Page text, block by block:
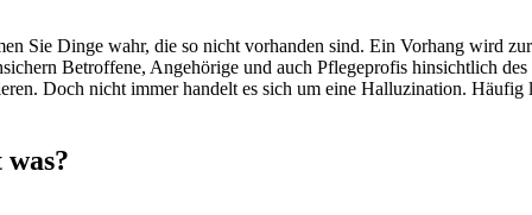
Sie Dinge wahr, die so nicht vorhanden sind. Ein Vorhang wird zur
Betroffene, Angehörige und auch Pflegeprofis hinsichtlich des
Doch nicht immer handelt es sich um eine Halluzination. Häufig